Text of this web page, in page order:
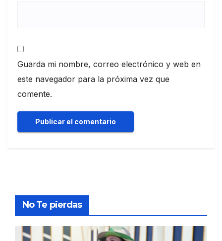
Guarda mi nombre, correo electrónico y web en
este navegador para la próxima vez que
comente.
No Te pierdas